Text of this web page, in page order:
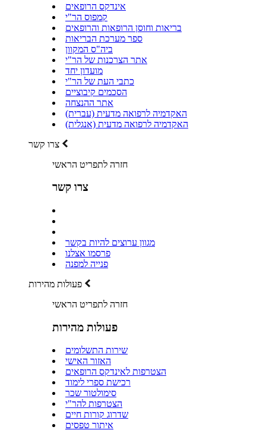
אינדקס הרופאים
קמפוס הר"י
בריאות וחוסן הרופאות והרופאים
ספר מערכת הבריאות
ביה"ס המקוון
אתר הצרכנות של הר"י
מועדון יחד
כתבי העת של הר"י
הסכמים קיבוציים
אתר ההנצחה
האקדמיה לרפואה מדעית (עברית)
האקדמיה לרפואה מדעית (אנגלית)
צרו קשר
חזרה לתפריט הראשי
צרו קשר
מגוון ערוצים להיות בקשר
פרסמו אצלנו
פנייה למפנה
פעולות מהירות
חזרה לתפריט הראשי
פעולות מהירות
שירות התשלומים
האזור האישי
הצטרפות לאינדקס הרופאים
רכישת ספרי לימוד
סימולטור שכר
הצטרפות להר"י
שדרוג קורות חיים
איתור טפסים